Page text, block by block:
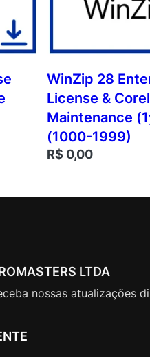
WinZip 28
License &
Maintenance
(1000-1999)
R$ 0,00
LTDA
nossas atualizações